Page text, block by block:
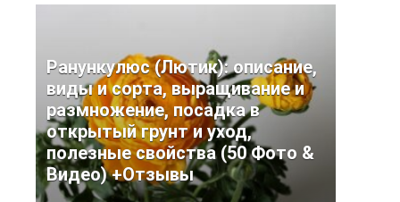
Ранункулюс (Лютик): описание,
виды и сорта, выращивание и
размножение, посадка в
открытый грунт и уход,
полезные свойства (50 Фото &
Видео) +Отзывы